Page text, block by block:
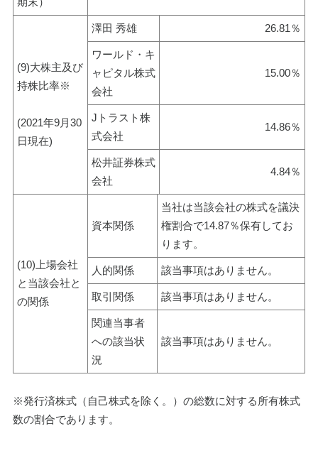
(9)大株主及び
持株比率※
(2021年9月30
日現在)
澤田 秀雄 26.81％
ワールド・キ
ャピタル株式
会社
15.00％
Jトラスト株
式会社
14.86％
松井証券株式
会社
4.84％
(10)上場会社
と当該会社と
の関係
資本関係
当社は当該会社の株式を議決
権割合で14.87％保有してお
ります。
人的関係 該当事項はありません。
取引関係 該当事項はありません。
関連当事者
への該当状
況
該当事項はありません。
※発行済株式（自己株式を除く。）の総数に対する所有株式
数の割合であります。